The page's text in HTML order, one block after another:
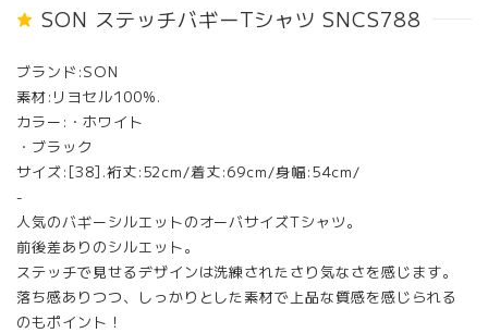
SON ステッチバギーTシャツ SNCS788
ブランド:SON
素材:リヨセル100%.
カラー:・ホワイト
・ブラック
サイズ:[38].裄丈:52cm/着丈:69cm/身幅:54cm/
-
人気のバギーシルエットのオーバサイズTシャツ。
前後差ありのシルエット。
ステッチで見せるデザインは洗練されたさり気なさを感じます。
落ち感ありつつ、しっかりとした素材で上品な質感を感じられる
のもポイント！